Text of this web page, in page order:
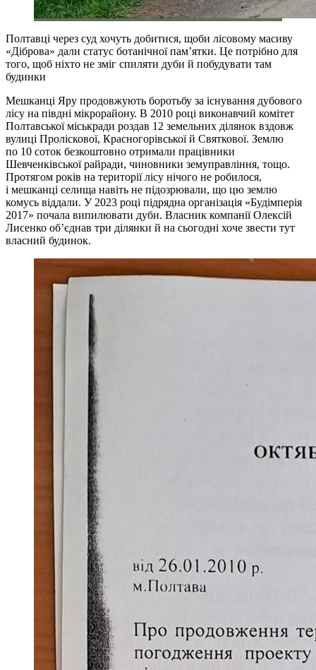
Полтавці через суд хочуть добитися, щоби лісовому масиву
«Діброва» дали статус ботанічної пам’ятки. Це потрібно для
того, щоб ніхто не зміг спиляти дуби й побудувати там
будинки
Мешканці Яру продовжують боротьбу за існування дубового
лісу на півдні мікрорайону. В 2010 році виконавчий комітет
Полтавської міськради роздав 12 земельних ділянок вздовж
вулиці Проліскової, Красногорівської й Святкової. Землю
по 10 соток безкоштовно отримали працівники
Шевченківської райради, чиновники земуправління, тощо.
Протягом років на території лісу нічого не робилося,
і мешканці селища навіть не підозрювали, що цю землю
комусь віддали. У 2023 році підрядна організація «Будімперія
2017» почала випилювати дуби. Власник компанії Олексій
Лисенко об’єднав три ділянки й на сьогодні хоче звести тут
власний будинок.